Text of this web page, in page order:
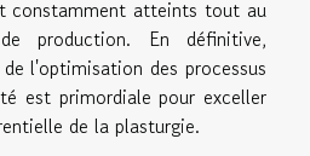
constamment atteints tout au
production. En définitive,
l'optimisation des processus
est primordiale pour exceller
de la plasturgie.